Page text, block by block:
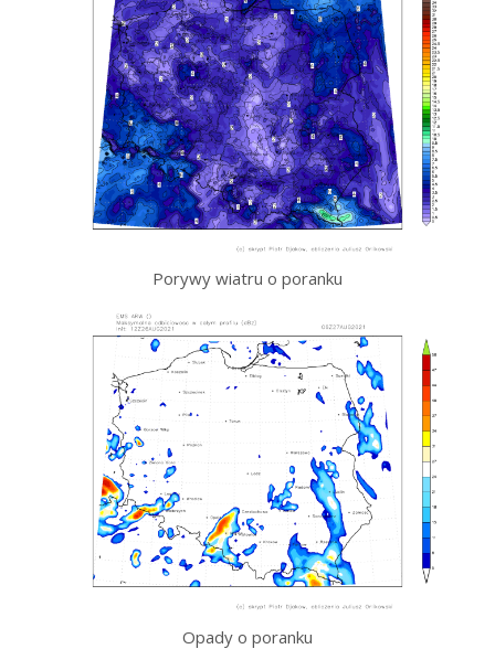
Porywy wiatru o poranku
Opady o poranku